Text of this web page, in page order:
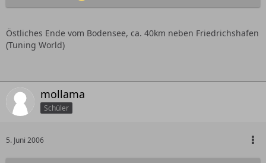
Östliches Ende vom Bodensee, ca. 40km neben Friedrichshafen
(Tuning World)
mollama
Schüler
5. Juni 2006